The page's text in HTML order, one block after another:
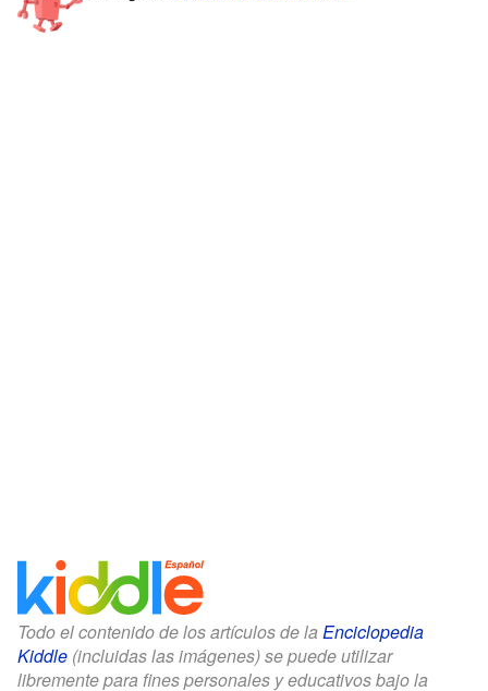
Todo el contenido de los artículos de la Enciclopedia
Kiddle (incluidas las imágenes) se puede utilizar
libremente para fines personales y educativos bajo la